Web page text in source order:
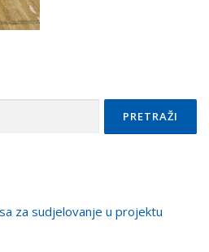
za sudjelovanje u projektu